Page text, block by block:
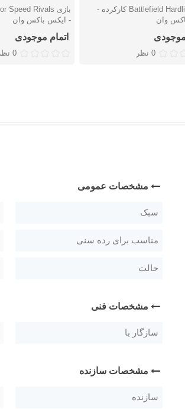
دوست داشتن
بازی Battlefield Hardline کارکرده -
وان
موجودی
0 نظر
دوست داشتن
- ایکس باکس وان
اتمام موجودی
0 نظر
مشخصات عمومی
سبک
مناسب برای رده سنی
حالت
مشخصات فنی
سازگار با
مشخصات سازنده
سازنده